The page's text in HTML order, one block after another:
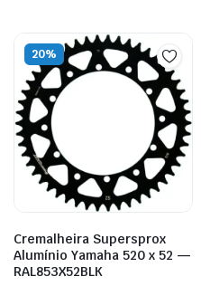
20%
Cremalheira Supersprox
Alumínio Yamaha 520 x 52 —
RAL853X52BLK